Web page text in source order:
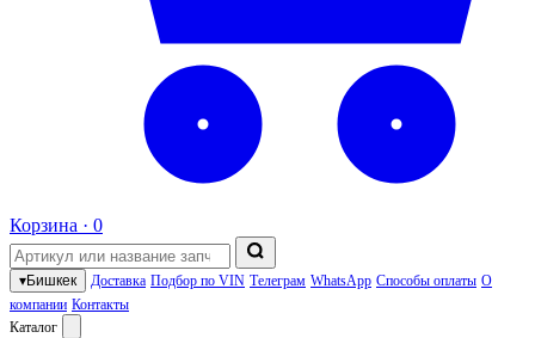
Корзина · 0
▾Бишкек Доставка Подбор по VIN Телеграм WhatsApp Способы оплаты О
компании Контакты
Каталог